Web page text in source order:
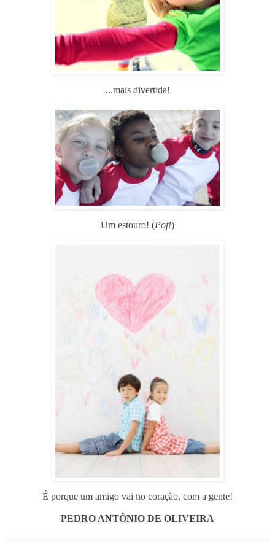
...mais divertida!
Um estouro! (Pof!)
É porque um amigo vai no coração, com a gente!
PEDRO ANTÔNIO DE OLIVEIRA